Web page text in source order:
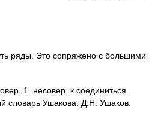
ряды. Это сопряжено с большими
1. несовер. к соединиться.
словарь Ушакова. Д.Н. Ушаков.